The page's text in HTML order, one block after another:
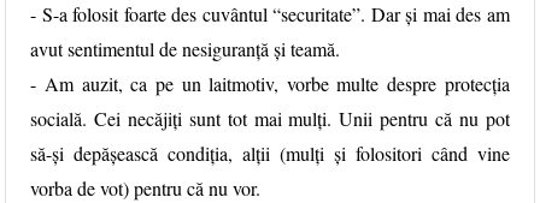
- S-a folosit foarte des cuvântul “securitate”. Dar și mai des am
avut sentimentul de nesiguranță și teamă.
- Am auzit, ca pe un laitmotiv, vorbe multe despre protecția
socială. Cei necăjiți sunt tot mai mulți. Unii pentru că nu pot
să-și depășească condiția, alții (mulți și folositori când vine
vorba de vot) pentru că nu vor.